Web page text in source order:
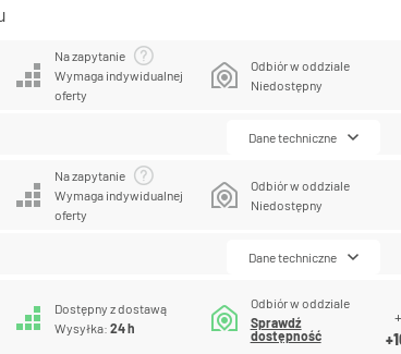
Na zapytanie
Wymaga indywidualnej
oferty
Odbiór w oddziale
Niedostępny
Dane techniczne
Na zapytanie
Wymaga indywidualnej
oferty
Odbiór w oddziale
Niedostępny
Dane techniczne
Dostępny z dostawą
Wysyłka:24 h
Odbiór w oddziale
Sprawdź
dostępność